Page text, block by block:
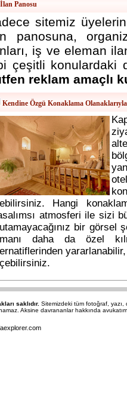
İlan Panosu
sitemiz
panosuna,
iş ve eleman
çeşitli konulardaki
reklam amaçlı
Kendine Özgü Konaklama
Hangi
atmosferi ile sizi
bir görsel
daha da özel
saklıdır. Sitemizdeki tüm fotoğraf, yazı,
Aksine davrananlar hakkında